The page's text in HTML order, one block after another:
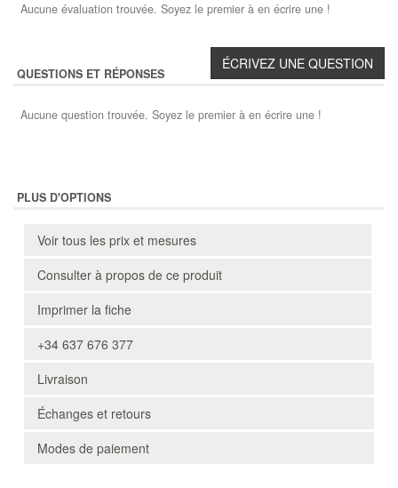
Aucune évaluation trouvée. Soyez le premier à en écrire une !
QUESTIONS ET RÉPONSES
Aucune question trouvée. Soyez le premier à en écrire une !
PLUS D'OPTIONS
Voir tous les prix et mesures
Consulter à propos de ce produit
Imprimer la fiche
+34 637 676 377
Livraison
Échanges et retours
Modes de paiement